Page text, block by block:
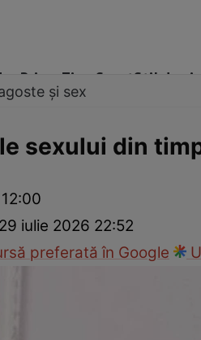
Prime Time SportStil de
și sex
sexului din
29 iulie 2026 22:52
preferată în Google